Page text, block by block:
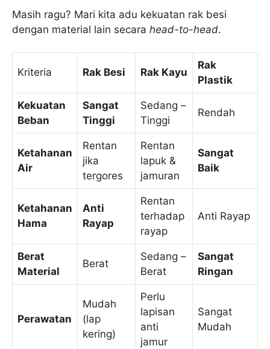
Masih ragu? Mari kita adu kekuatan rak besi
dengan material lain secara head-to-head.
Kriteria Rak Besi Rak Kayu
Rak
Plastik
Kekuatan
Beban
Sangat
Tinggi
Sedang –
Tinggi
Rendah
Ketahanan
Air
Rentan
jika
tergores
Rentan
lapuk &
jamuran
Sangat
Baik
Ketahanan
Hama
Anti
Rayap
Rentan
terhadap
rayap
Anti Rayap
Berat
Material
Berat
Sedang –
Berat
Sangat
Ringan
Perawatan
Mudah
(lap
kering)
Perlu
lapisan
anti
jamur
Sangat
Mudah